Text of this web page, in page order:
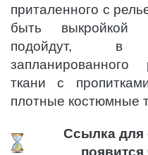
приталенного с
быть выкройкой
подойдут, в
ткани с
плотные костюмные
Ссылка для